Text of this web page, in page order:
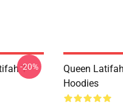
T-
-20%
Queen
Hoodies